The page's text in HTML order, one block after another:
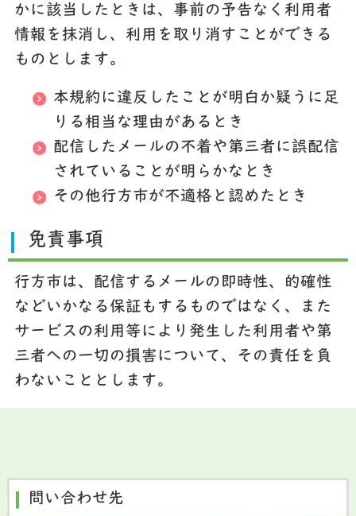
かに該当したときは、事前の予告なく利用者
情報を抹消し、利用を取り消すことができる
ものとします。
本規約に違反したことが明白か疑うに足
りる相当な理由があるとき
配信したメールの不着や第三者に誤配信
されていることが明らかなとき
その他行方市が不適格と認めたとき
免責事項
行方市は、配信するメールの即時性、的確性
などいかなる保証もするものではなく、また
サービスの利用等により発生した利用者や第
三者への一切の損害について、その責任を負
わないこととします。
問い合わせ先